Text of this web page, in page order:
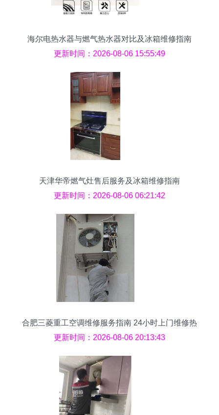
海尔电热水器与燃气热水器对比及冰箱维修指南
更新时间：2026-08-06 15:55:49
天津华帝燃气灶售后服务及冰箱维修指南
更新时间：2026-08-06 06:21:42
合肥三菱重工空调维修服务指南 24小时上门维修热
线与厨房家电维修保障
更新时间：2026-08-06 20:13:43